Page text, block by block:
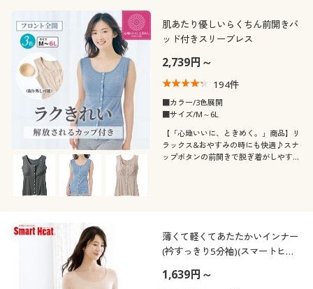
半袖 フレンチスリーブ
コットン・綿100 ナイロン
レース
機能・特徴
ウォッシャブル(洗
える)
ストレッチ
吸汗速乾 抗菌防臭
脇汗・汗取り
テイスト
ベーシック
着用感
レギュラー
年代
30代
60代
シーズン
夏 春
価格 ～
解除する
肌あたり優しいらくちん前開きパ
ッド付きスリーブレス
2,739円～
194件
■カラー/3色展開
■サイズ/M～6L
【「心地いいに、ときめく。」商品】リ
ラックス&おやすみの時にも快適♪スナ
ップボタンの前開きで脱ぎ着がしやすい
薄くて軽くてあたたかいインナー
(衿すっきり5分袖)(スマートヒー
1,639円～